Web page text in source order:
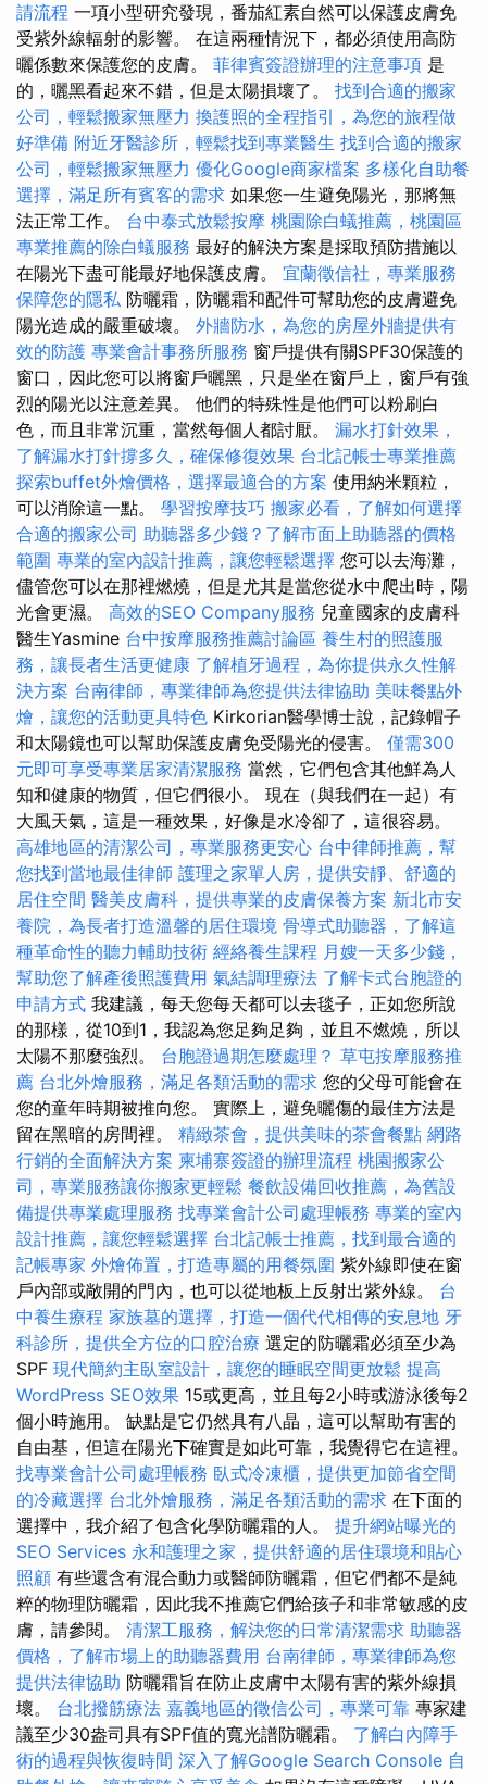
請流程 一項小型研究發現，番茄紅素自然可以保護皮膚免
受紫外線輻射的影響。 在這兩種情況下，都必須使用高防
曬係數來保護您的皮膚。 菲律賓簽證辦理的注意事項 是
的，曬黑看起來不錯，但是太陽損壞了。 找到合適的搬家
公司，輕鬆搬家無壓力 換護照的全程指引，為您的旅程做
好準備 附近牙醫診所，輕鬆找到專業醫生 找到合適的搬家
公司，輕鬆搬家無壓力 優化Google商家檔案 多樣化自助餐
選擇，滿足所有賓客的需求 如果您一生避免陽光，那將無
法正常工作。 台中泰式放鬆按摩 桃園除白蟻推薦，桃園區
專業推薦的除白蟻服務 最好的解決方案是採取預防措施以
在陽光下盡可能最好地保護皮膚。 宜蘭徵信社，專業服務
保障您的隱私 防曬霜，防曬霜和配件可幫助您的皮膚避免
陽光造成的嚴重破壞。 外牆防水，為您的房屋外牆提供有
效的防護 專業會計事務所服務 窗戶提供有關SPF30保護的
窗口，因此您可以將窗戶曬黑，只是坐在窗戶上，窗戶有強
烈的陽光以注意差異。 他們的特殊性是他們可以粉刷白
色，而且非常沉重，當然每個人都討厭。 漏水打針效果，
了解漏水打針撐多久，確保修復效果 台北記帳士專業推薦
探索buffet外燴價格，選擇最適合的方案 使用納米顆粒，
可以消除這一點。 學習按摩技巧 搬家必看，了解如何選擇
合適的搬家公司 助聽器多少錢？了解市面上助聽器的價格
範圍 專業的室內設計推薦，讓您輕鬆選擇 您可以去海灘，
儘管您可以在那裡燃燒，但是尤其是當您從水中爬出時，陽
光會更濕。 高效的SEO Company服務 兒童國家的皮膚科
醫生Yasmine 台中按摩服務推薦討論區 養生村的照護服
務，讓長者生活更健康 了解植牙過程，為你提供永久性解
決方案 台南律師，專業律師為您提供法律協助 美味餐點外
燴，讓您的活動更具特色 Kirkorian醫學博士說，記錄帽子
和太陽鏡也可以幫助保護皮膚免受陽光的侵害。 僅需300
元即可享受專業居家清潔服務 當然，它們包含其他鮮為人
知和健康的物質，但它們很小。 現在（與我們在一起）有
大風天氣，這是一種效果，好像是水冷卻了，這很容易。
高雄地區的清潔公司，專業服務更安心 台中律師推薦，幫
您找到當地最佳律師 護理之家單人房，提供安靜、舒適的
居住空間 醫美皮膚科，提供專業的皮膚保養方案 新北市安
養院，為長者打造溫馨的居住環境 骨導式助聽器，了解這
種革命性的聽力輔助技術 經絡養生課程 月嫂一天多少錢，
幫助您了解產後照護費用 氣結調理療法 了解卡式台胞證的
申請方式 我建議，每天您每天都可以去毯子，正如您所說
的那樣，從10到1，我認為您足夠足夠，並且不燃燒，所以
太陽不那麼強烈。 台胞證過期怎麼處理？ 草屯按摩服務推
薦 台北外燴服務，滿足各類活動的需求 您的父母可能會在
您的童年時期被推向您。 實際上，避免曬傷的最佳方法是
留在黑暗的房間裡。 精緻茶會，提供美味的茶會餐點 網路
行銷的全面解決方案 柬埔寨簽證的辦理流程 桃園搬家公
司，專業服務讓你搬家更輕鬆 餐飲設備回收推薦，為舊設
備提供專業處理服務 找專業會計公司處理帳務 專業的室內
設計推薦，讓您輕鬆選擇 台北記帳士推薦，找到最合適的
記帳專家 外燴佈置，打造專屬的用餐氛圍 紫外線即使在窗
戶內部或敞開的門內，也可以從地板上反射出紫外線。 台
中養生療程 家族墓的選擇，打造一個代代相傳的安息地 牙
科診所，提供全方位的口腔治療 選定的防曬霜必須至少為
SPF 現代簡約主臥室設計，讓您的睡眠空間更放鬆 提高
WordPress SEO效果 15或更高，並且每2小時或游泳後每2
個小時施用。 缺點是它仍然具有八晶，這可以幫助有害的
自由基，但這在陽光下確實是如此可靠，我覺得它在這裡。
找專業會計公司處理帳務 臥式冷凍櫃，提供更加節省空間
的冷藏選擇 台北外燴服務，滿足各類活動的需求 在下面的
選擇中，我介紹了包含化學防曬霜的人。 提升網站曝光的
SEO Services 永和護理之家，提供舒適的居住環境和貼心
照顧 有些還含有混合動力或醫師防曬霜，但它們都不是純
粹的物理防曬霜，因此我不推薦它們給孩子和非常敏感的皮
膚，請參閱。 清潔工服務，解決您的日常清潔需求 助聽器
價格，了解市場上的助聽器費用 台南律師，專業律師為您
提供法律協助 防曬霜旨在防止皮膚中太陽有害的紫外線損
壞。 台北撥筋療法 嘉義地區的徵信公司，專業可靠 專家建
議至少30盎司具有SPF值的寬光譜防曬霜。 了解白內障手
術的過程與恢復時間 深入了解Google Search Console 自